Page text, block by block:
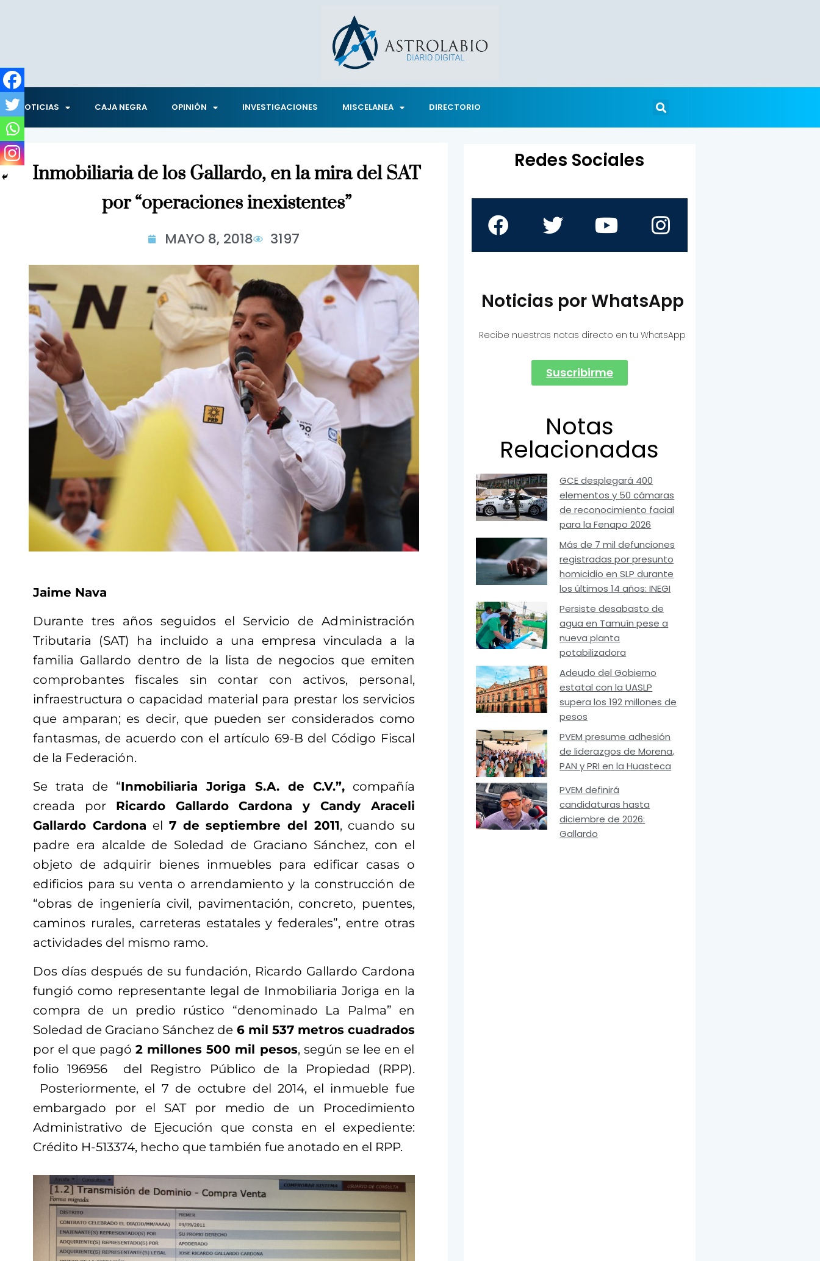
NOTICIAS CAJA NEGRA OPINIÓN INVESTIGACIONES MISCELANEA DIRECTORIO
Inmobiliaria de los Gallardo, en la mira del SAT
por “operaciones inexistentes”
MAYO 8, 2018 3197
Jaime Nava
Durante tres años seguidos el Servicio de Administración
Tributaria (SAT) ha incluido a una empresa vinculada a la
familia Gallardo dentro de la lista de negocios que emiten
comprobantes fiscales sin contar con activos, personal,
infraestructura o capacidad material para prestar los servicios
que amparan; es decir, que pueden ser considerados como
fantasmas, de acuerdo con el artículo 69-B del Código Fiscal
de la Federación.
Se trata de “Inmobiliaria Joriga S.A. de C.V.”,compañía
creada por Ricardo Gallardo Cardona y Candy Araceli
Gallardo Cardona el7 de septiembre del 2011, cuando su
padre era alcalde de Soledad de Graciano Sánchez, con el
objeto de adquirir bienes inmuebles para edificar casas o
edificios para su venta o arrendamiento y la construcción de
“obras de ingeniería civil, pavimentación, concreto, puentes,
caminos rurales, carreteras estatales y federales”, entre otras
actividades del mismo ramo.
Dos días después de su fundación, Ricardo Gallardo Cardona
fungió como representante legal de Inmobiliaria Joriga en la
compra de un predio rústico “denominado La Palma” en
Soledad de Graciano Sánchez de 6 mil 537 metros cuadrados
por el que pagó2 millones 500 mil pesos, según se lee en el
folio 196956 del Registro Público de la Propiedad (RPP).
Posteriormente, el 7 de octubre del 2014, el inmueble fue
embargado por el SAT por medio de un Procedimiento
Administrativo de Ejecución que consta en el expediente:
Crédito H-513374, hecho que también fue anotado en el RPP.
Redes Sociales
Noticias por WhatsApp
Recibe nuestras notas directo en tu WhatsApp
Suscribirme
Notas
Relacionadas
GCE desplegará 400
elementos y 50 cámaras
de reconocimiento facial
para la Fenapo 2026
Más de 7 mil defunciones
registradas por presunto
homicidio en SLP durante
los últimos 14 años: INEGI
Persiste desabasto de
agua en Tamuín pese a
nueva planta
potabilizadora
Adeudo del Gobierno
estatal con la UASLP
supera los 192 millones de
pesos
PVEM presume adhesión
de liderazgos de Morena,
PAN y PRI en la Huasteca
PVEM definirá
candidaturas hasta
diciembre de 2026:
Gallardo